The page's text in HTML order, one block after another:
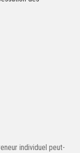
individuel peut-